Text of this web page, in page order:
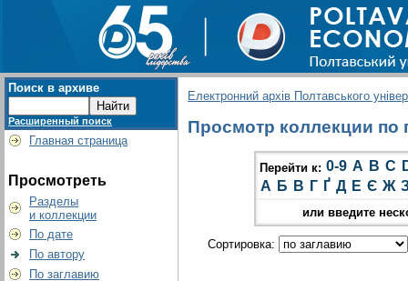
Поиск в архиве
Расширенный поиск
Главная страница
Просмотреть
Разделы
и коллекции
По дате
По автору
По заглавию
Електронний архів Полтавського
Просмотр коллекции по
Перейти к: 0-9 A B C
А Б В Г Ґ Д Е Є Ж
или введите
Сортировка: